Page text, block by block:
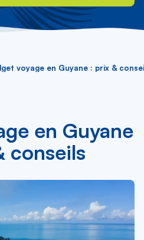
voyage en Guyane : prix &
en Guyane
conseils